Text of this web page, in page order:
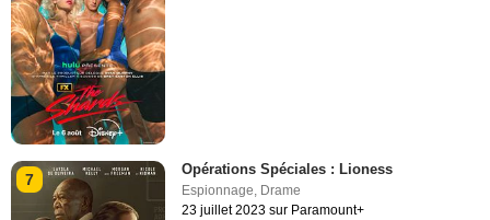
7
Opérations Spéciales : Lioness
Espionnage, Drame
23 juillet 2023 sur Paramount+